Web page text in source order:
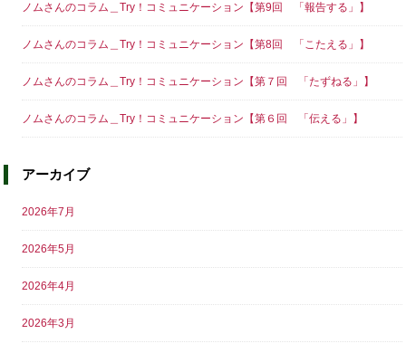
ノムさんのコラム＿Try！コミュニケーション【第9回 「報告する」】
ノムさんのコラム＿Try！コミュニケーション【第8回 「こたえる」】
ノムさんのコラム＿Try！コミュニケーション【第７回 「たずねる」】
ノムさんのコラム＿Try！コミュニケーション【第６回 「伝える」】
アーカイブ
2026年7月
2026年5月
2026年4月
2026年3月